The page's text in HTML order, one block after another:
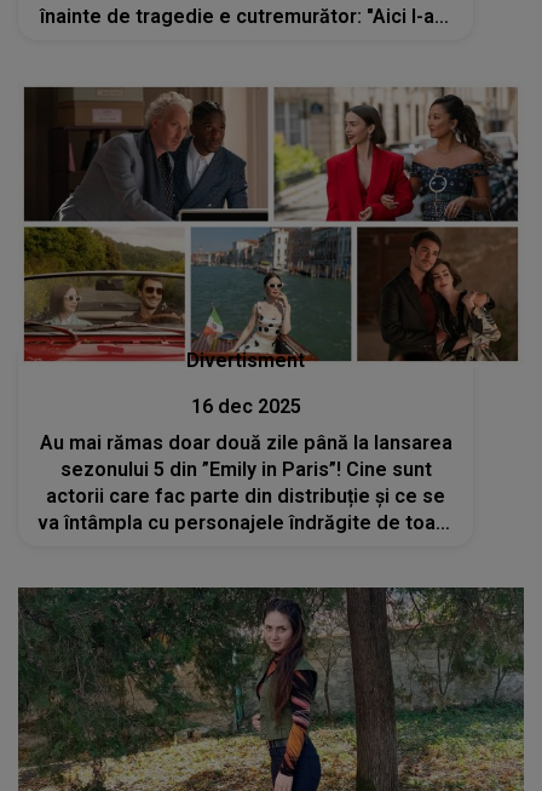
înainte de tragedie e cutremurător: "Aici l-am
Divertisment
16 dec 2025
Au mai rămas doar două zile până la lansarea
sezonului 5 din ”Emily in Paris”! Cine sunt
actorii care fac parte din distribuție și ce se
va întâmpla cu personajele îndrăgite de toată